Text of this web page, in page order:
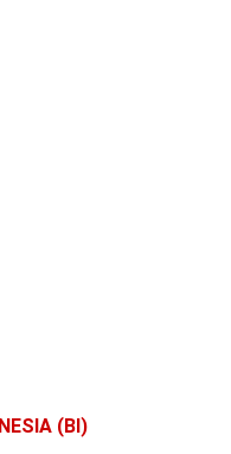
(BI)